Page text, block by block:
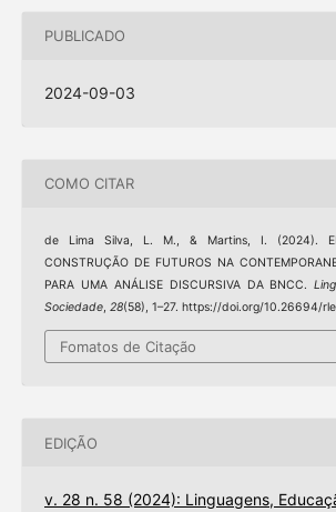
PUBLICADO
2024-09-03
COMO CITAR
de Lima Silva, L. M., & Martins, I. (2024).
CONSTRUÇÃO DE FUTUROS NA
PARA UMA ANÁLISE DISCURSIVA DA BNCC.
Sociedade, 28(58), 1–27. https://doi.org/10.26694/
Fomatos de Citação
EDIÇÃO
v. 28 n. 58 (2024): Linguagens,